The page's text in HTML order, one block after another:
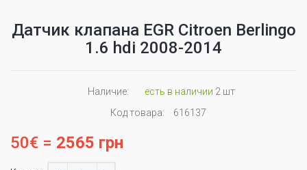
Датчик клапана EGR Citroen Berlingo
1.6 hdi 2008-2014
Наличие: есть в наличии 2 шт
Код товара:
616137
50€ = 2565 грн